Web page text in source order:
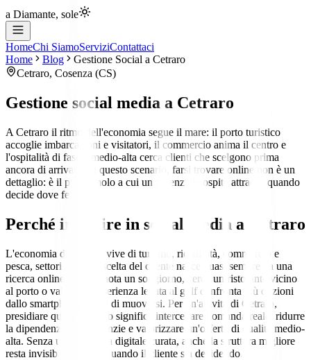
a Diamante, sole
HomeChi SiamoServiziContattaci
Home
Blog Gestione Social a Cetraro
Cetraro, Cosenza (CS)
Gestione social media a Cetraro
A Cetraro il ritmo dell'economia segue il mare: il porto turistico
accoglie imbarcazioni e visitatori, il commercio anima il centro e
l'ospitalità di fascia medio-alta cerca clienti che scelgono prima
ancora di arrivare. In questo scenario, farsi trovare online non è un
dettaglio: è il primo molo a cui un potenziale ospite attracca quando
decide dove fermarsi.
Perché investire in social media a Cetraro
L'economia di Cetraro vive di turismo, ricettività, commercio e
pesca, settori in cui la scelta del cliente nasce quasi sempre da una
ricerca online. Chi prenota un soggiorno, cerca un ristorante vicino
al porto o valuta un'esperienza legata al golf confronta più opzioni
dallo smartphone prima di muoversi. Per un'attività di Cetraro,
presidiare quel momento significa intercettare domanda reale, ridurre
la dipendenza dalle agenzie e valorizzare un'offerta di qualità medio-
alta. Senza una presenza digitale curata, anche la struttura migliore
resta invisibile proprio quando il cliente sta decidendo.